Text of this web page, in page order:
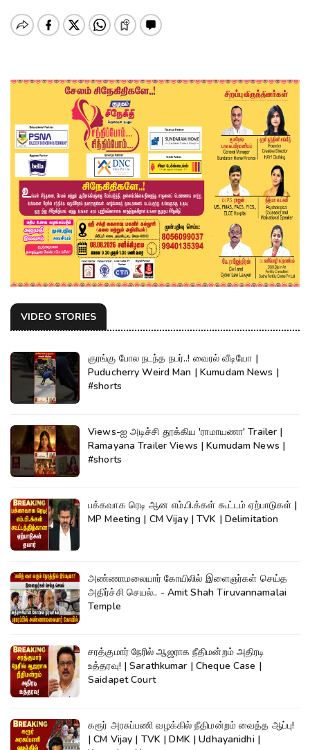
VIDEO STORIES
குரங்கு போல நடந்த நபர்..! வைரல் வீடியோ |
Puducherry Weird Man | Kumudam News |
#shorts
Views-ஐ அடிச்சி தூக்கிய 'ராமாயணா' Trailer |
Ramayana Trailer Views | Kumudam News |
#shorts
பக்கவாக ரெடி ஆன எம்.பி.க்கள் கூட்டம் ஏற்பாடுகள் |
MP Meeting | CM Vijay | TVK | Delimitation
அண்ணாமலையார் கோயிலில் இளைஞர்கள் செய்த
அதிர்ச்சி செயல்.. - Amit Shah Tiruvannamalai
Temple
சரத்குமார் நேரில் ஆஜராக நீதிமன்றம் அதிரடி
உத்தரவு! | Sarathkumar | Cheque Case |
Saidapet Court
கரூர் அரசுப்பணி வழக்கில் நீதிமன்றம் வைத்த ஆப்பு!
| CM Vijay | TVK | DMK | Udhayanidhi |